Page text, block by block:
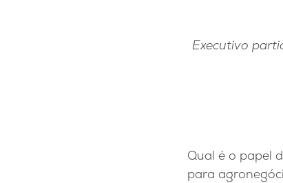
Executivo
Qual é o papel
para